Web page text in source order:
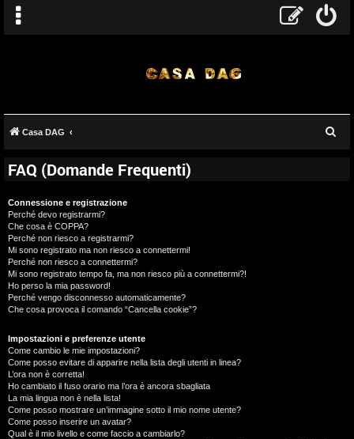
Casa DAG
FAQ (Domande Frequenti)
Connessione e registrazione
Perché devo registrarmi?
Che cosa è COPPA?
Perché non riesco a registrarmi?
Mi sono registrato ma non riesco a connettermi!
Perché non riesco a connettermi?
Mi sono registrato tempo fa, ma non riesco più a connettermi?!
Ho perso la mia password!
Perché vengo disconnesso automaticamente?
Che cosa provoca il comando “Cancella cookie”?
Impostazioni e preferenze utente
Come cambio le mie impostazioni?
Come posso evitare di apparire nella lista degli utenti in linea?
L’ora non è corretta!
Ho cambiato il fuso orario ma l’ora è ancora sbagliata
La mia lingua non è nella lista!
Come posso mostrare un’immagine sotto il mio nome utente?
Come posso inserire un avatar?
Qual è il mio livello e come faccio a cambiarlo?